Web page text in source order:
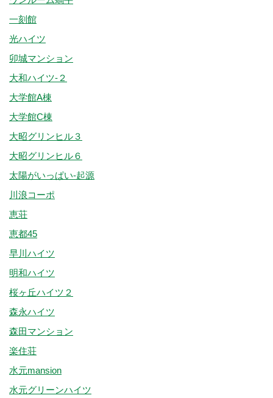
一刻館
光ハイツ
卯城マンション
大和ハイツ-２
大学館A棟
大学館C棟
大昭グリンヒル３
大昭グリンヒル６
太陽がいっぱい-起源
川浪コーポ
恵荘
恵都45
早川ハイツ
明和ハイツ
桜ヶ丘ハイツ２
森永ハイツ
森田マンション
楽住荘
水元mansion
水元グリーンハイツ